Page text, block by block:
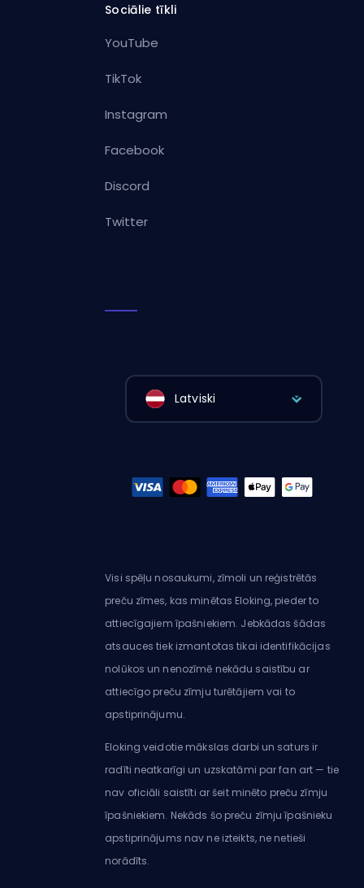
Sociālie tīkli
YouTube
TikTok
Instagram
Facebook
Discord
Twitter
Latviski
Visi spēļu nosaukumi, zīmoli un reģistrētās
preču zīmes, kas minētas Eloking, pieder to
attiecīgajiem īpašniekiem. Jebkādas šādas
atsauces tiek izmantotas tikai identifikācijas
nolūkos un nenozīmē nekādu saistību ar
attiecīgo preču zīmju turētājiem vai to
apstiprinājumu.
Eloking veidotie mākslas darbi un saturs ir
radīti neatkarīgi un uzskatāmi par fan art — tie
nav oficiāli saistīti ar šeit minēto preču zīmju
īpašniekiem. Nekāds šo preču zīmju īpašnieku
apstiprinājums nav ne izteikts, ne netieši
norādīts.